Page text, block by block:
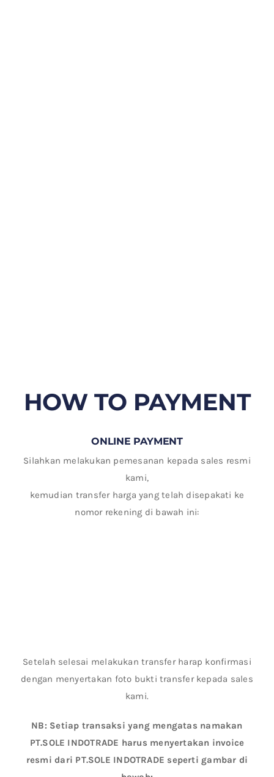
HOW TO PAYMENT
ONLINE PAYMENT
Silahkan melakukan pemesanan kepada sales resmi
kami,
kemudian transfer harga yang telah disepakati ke
nomor rekening di bawah ini:
Setelah selesai melakukan transfer harap konfirmasi
dengan menyertakan foto bukti transfer kepada sales
kami.
NB: Setiap transaksi yang mengatas namakan
PT.SOLE INDOTRADE harus menyertakan invoice
resmi dari PT.SOLE INDOTRADE seperti gambar di